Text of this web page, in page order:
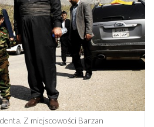
Z miejscowości Barzan